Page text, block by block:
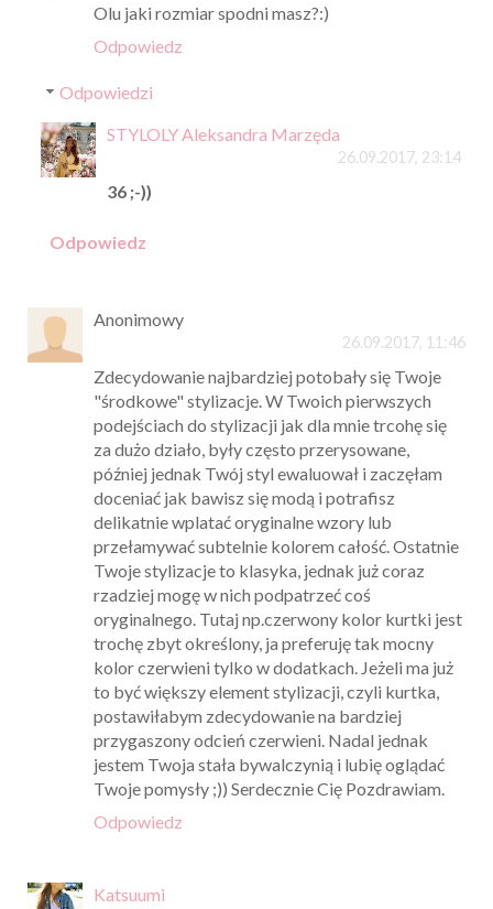
Olu jaki rozmiar spodni masz?:)
Odpowiedz
Odpowiedzi
STYLOLY Aleksandra Marzęda
26.09.2017, 23:14
36 ;-))
Odpowiedz
Anonimowy
26.09.2017, 11:46
Zdecydowanie najbardziej potobały się Twoje
"środkowe" stylizacje. W Twoich pierwszych
podejściach do stylizacji jak dla mnie trcohę się
za dużo działo, były często przerysowane,
później jednak Twój styl ewaluował i zaczęłam
doceniać jak bawisz się modą i potrafisz
delikatnie wplatać oryginalne wzory lub
przełamywać subtelnie kolorem całość. Ostatnie
Twoje stylizacje to klasyka, jednak już coraz
rzadziej mogę w nich podpatrzeć coś
oryginalnego. Tutaj np.czerwony kolor kurtki jest
trochę zbyt określony, ja preferuję tak mocny
kolor czerwieni tylko w dodatkach. Jeżeli ma już
to być większy element stylizacji, czyli kurtka,
postawiłabym zdecydowanie na bardziej
przygaszony odcień czerwieni. Nadal jednak
jestem Twoja stała bywalczynią i lubię oglądać
Twoje pomysły ;)) Serdecznie Cię Pozdrawiam.
Odpowiedz
Katsuumi